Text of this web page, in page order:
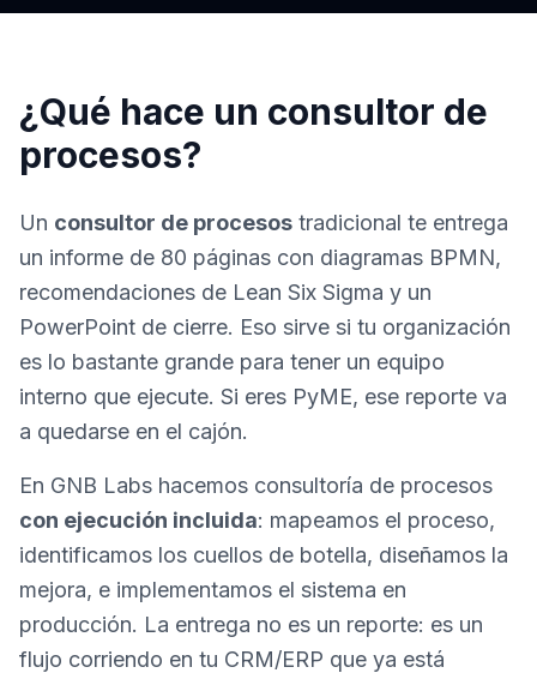
¿Qué hace un consultor de
procesos?
Un consultor de procesos tradicional te entrega
un informe de 80 páginas con diagramas BPMN,
recomendaciones de Lean Six Sigma y un
PowerPoint de cierre. Eso sirve si tu organización
es lo bastante grande para tener un equipo
interno que ejecute. Si eres PyME, ese reporte va
a quedarse en el cajón.
En GNB Labs hacemos consultoría de procesos
con ejecución incluida: mapeamos el proceso,
identificamos los cuellos de botella, diseñamos la
mejora, e implementamos el sistema en
producción. La entrega no es un reporte: es un
flujo corriendo en tu CRM/ERP que ya está